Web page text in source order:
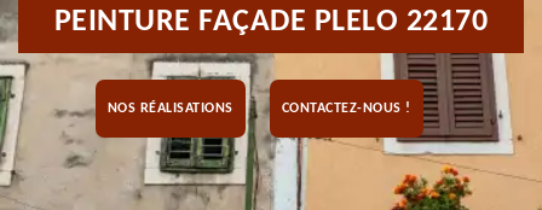
PEINTURE FAÇADE PLELO 22170
NOS RÉALISATIONS CONTACTEZ-NOUS !